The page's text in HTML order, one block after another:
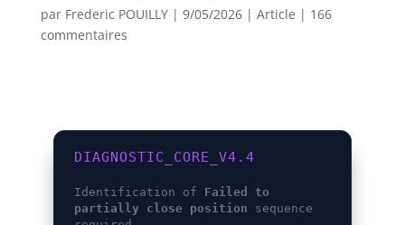
par Frederic POUILLY| 9/05/2026| Article | 166
commentaires
DIAGNOSTIC_CORE_V4.4
Identification of Failed to
partially close position sequence